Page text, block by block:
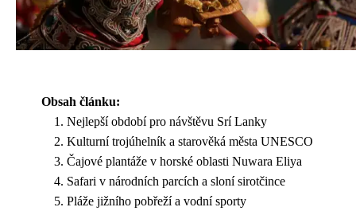
Obsah článku:
Nejlepší období pro návštěvu Srí Lanky
Kulturní trojúhelník a starověká města UNESCO
Čajové plantáže v horské oblasti Nuwara Eliya
Safari v národních parcích a sloní sirotčince
Pláže jižního pobřeží a vodní sporty